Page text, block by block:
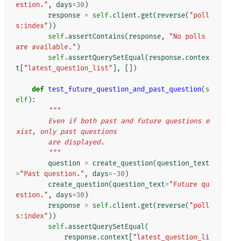
estion." , days=30)
response = self.client .get(reverse( "poll
s:index" ))
self.assertContains(response,
"No polls
are available." )
self.assertQuerySetEqual(response.contex
t
"latest_question_list" ], [])
def test_future_question_and_past_question(s
elf):
"""
xist, only past questions
        are displayed.
        """
question = create_question(question_text
="Past question." , days=-30)
create_question(question_text="Future qu
estion." , days=30)
response = self.client .get(reverse( "poll
s:index" ))
self.assertQuerySetEqual(
response.context
"latest_question_li